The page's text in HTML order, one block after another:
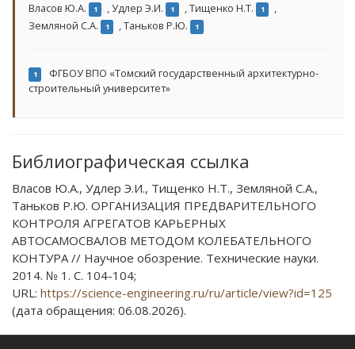
Власов Ю.А. 1 ,Удлер Э.И. 1 ,Тищенко Н.Т. 1
,
Земляной С.А.
1 ,Таньков Р.Ю. 1
1
ФГБОУ ВПО «Томский государственный архитектурно-
строительный университет»
Библиографическая ссылка
Власов Ю.А., Удлер Э.И., Тищенко Н.Т., Земляной С.А.,
Таньков Р.Ю. ОРГАНИЗАЦИЯ ПРЕДВАРИТЕЛЬНОГО
КОНТРОЛЯ АГРЕГАТОВ КАРЬЕРНЫХ
АВТОСАМОСВАЛОВ МЕТОДОМ КОЛЕБАТЕЛЬНОГО
КОНТУРА // Научное обозрение. Технические науки.
2014. № 1. С. 104-104;
URL: https://science-engineering.ru/ru/article/view?id=125
(дата обращения: 06.08.2026).